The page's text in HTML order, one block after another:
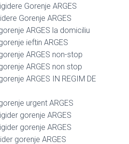
Gorenje ARGES
Gorenje ARGES
ARGES la domiciliu
ieftin ARGES
ARGES non-stop
ARGES non stop
ARGES IN REGIM DE
urgent ARGES
gorenje ARGES
gorenje ARGES
gorenje ARGES